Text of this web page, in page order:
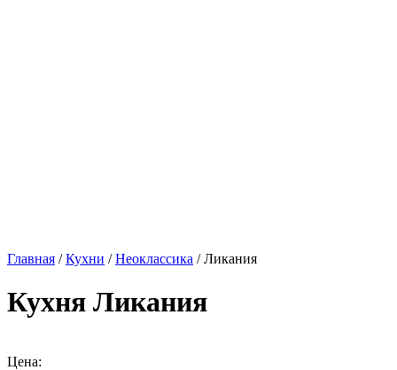
Главная /Кухни /Неоклассика / Ликания
Кухня Ликания
Цена: